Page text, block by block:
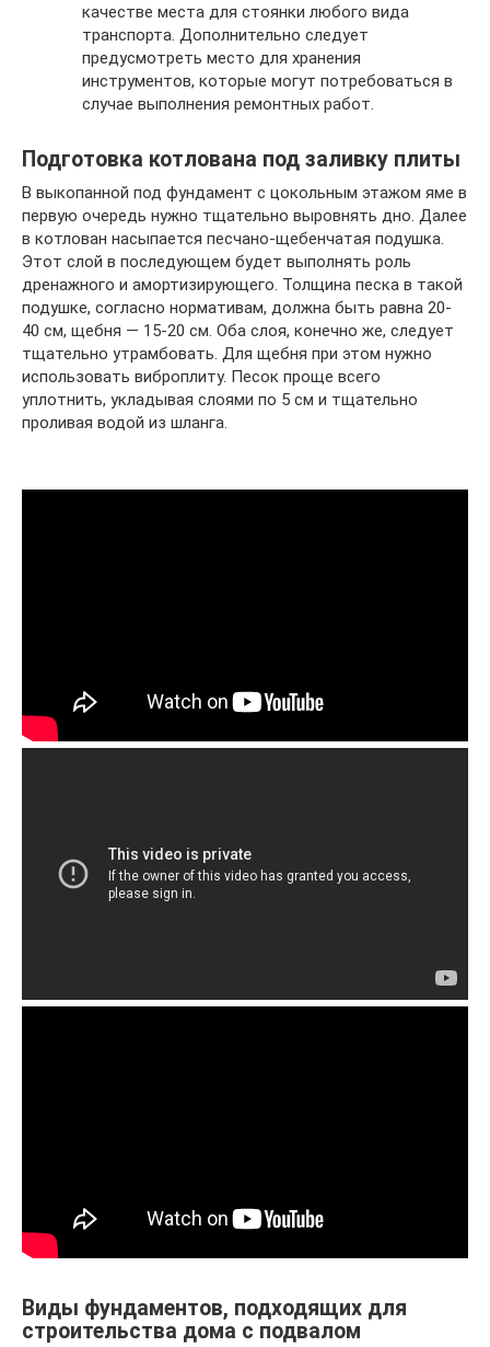
качестве места для стоянки любого вида
транспорта. Дополнительно следует
предусмотреть место для хранения
инструментов, которые могут потребоваться в
случае выполнения ремонтных работ.
Подготовка котлована под заливку плиты
В выкопанной под фундамент с цокольным этажом яме в
первую очередь нужно тщательно выровнять дно. Далее
в котлован насыпается песчано-щебенчатая подушка.
Этот слой в последующем будет выполнять роль
дренажного и амортизирующего. Толщина песка в такой
подушке, согласно нормативам, должна быть равна 20-
40 см, щебня — 15-20 см. Оба слоя, конечно же, следует
тщательно утрамбовать. Для щебня при этом нужно
использовать виброплиту. Песок проще всего
уплотнить, укладывая слоями по 5 см и тщательно
проливая водой из шланга.
Виды фундаментов, подходящих для
строительства дома с подвалом